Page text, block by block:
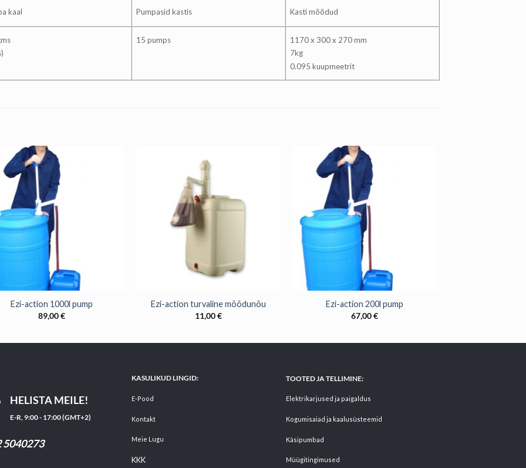
kaal Pumpasid kastis Kasti mõõdud
15 pumps
1170 x 300 x 270 mm
7kg
0.095 kuupmeetrit
Ezi-action 1000l pump
89,00€
Ezi-action turvaline mõõdunõu
11,00€
+
Ezi-action 200l pump
67,00€
HELISTA MEILE!
E-R, 9:00 - 17:00 (GMT+2)
5040273
KASULIKUD LINGID:
E-Pood
Kontakt
Meie Lugu
KKK
TOOTED JA TELLIMINE:
Elektrikarjused ja paigaldus
Kogumisaiad ja kaalusüsteemid
Käsipumbad
Müügitingimused